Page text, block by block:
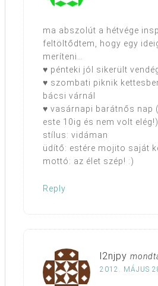
ma abszolút a hétvége
feltöltődtem, hogy egy
meríteni…
♥ pénteki jól sikerült
♥ szombati piknik
bácsi várnál
♥ vasárnapi barátnős nap
este 10ig és nem volt elég!)
stílus: vidáman
üdítő: estére mojito saját
mottó: az élet szép! :)
Reply
l2njpy
2012. MÁJUS